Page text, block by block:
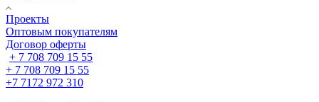
Проекты
Оптовым покупателям
Договор оферты
+ 7 708 709 15 55
+ 7 708 709 15 55
+7 7172 972 310